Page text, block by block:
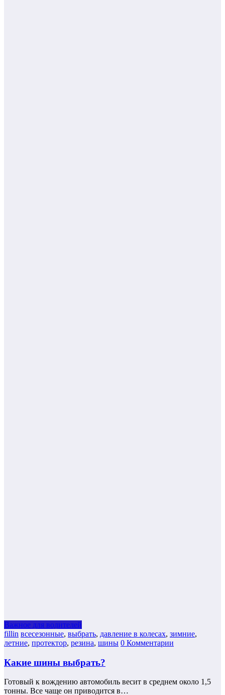
Важное для водителей
fillin всесезонные, выбрать, давление в колесах, зимние,
летние, протектор, резина, шины 0 Комментарии
Какие шины выбрать?
Готовый к вождению автомобиль весит в среднем около 1,5
тонны. Все чаще он приводится в…